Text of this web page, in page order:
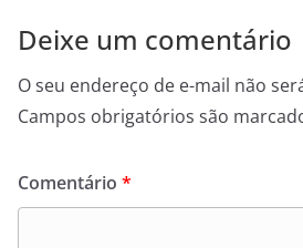
Deixe um comentário
O seu endereço de e-mail não
Campos obrigatórios são
Comentário *